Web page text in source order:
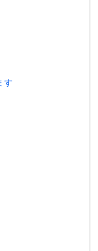
す